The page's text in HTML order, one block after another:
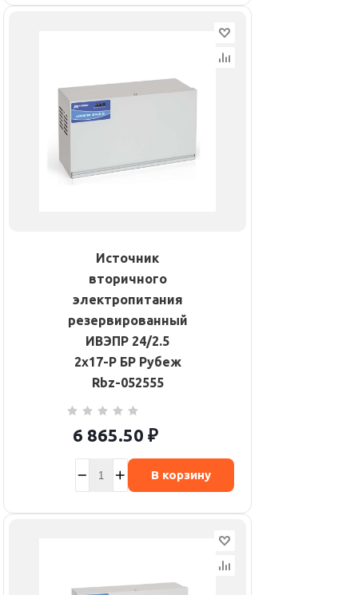
Источник
вторичного
электропитания
резервированный
ИВЭПР 24/2.5
2х17-Р БР Рубеж
Rbz-052555
6 865.50 ₽
В корзину